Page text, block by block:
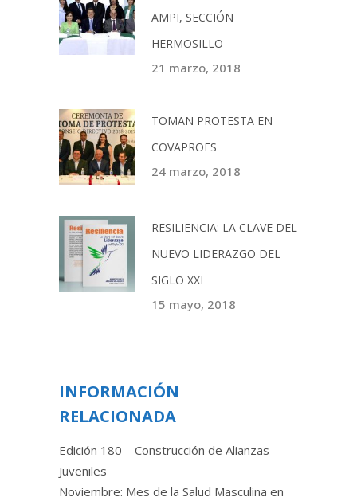
AMPI, SECCIÓN
HERMOSILLO
21 marzo, 2018
TOMAN PROTESTA EN
COVAPROES
24 marzo, 2018
RESILIENCIA: LA CLAVE DEL
NUEVO LIDERAZGO DEL
SIGLO XXI
15 mayo, 2018
INFORMACIÓN
RELACIONADA
Edición 180 – Construcción de Alianzas
Juveniles
Noviembre: Mes de la Salud Masculina en